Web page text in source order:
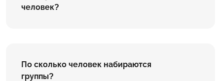
человек?
По сколько человек набираются
группы?